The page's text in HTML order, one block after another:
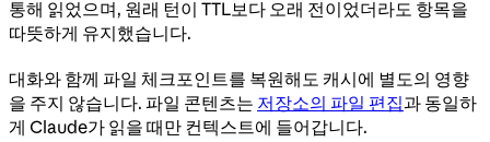
통해 읽었으며, 원래 턴이 TTL보다 오래 전이었더라도 항목을
따뜻하게 유지했습니다.
대화와 함께 파일 체크포인트를 복원해도 캐시에 별도의 영향
을 주지 않습니다. 파일 콘텐츠는 저장소의 파일 편집과 동일하
게 Claude가 읽을 때만 컨텍스트에 들어갑니다.